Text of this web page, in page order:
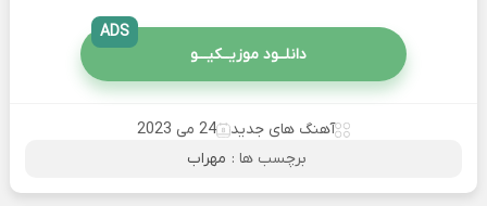
دانلــود موزیــکیـــو
ADS
آهنگ های جدید
24 می 2023
برچسب ها : مهراب